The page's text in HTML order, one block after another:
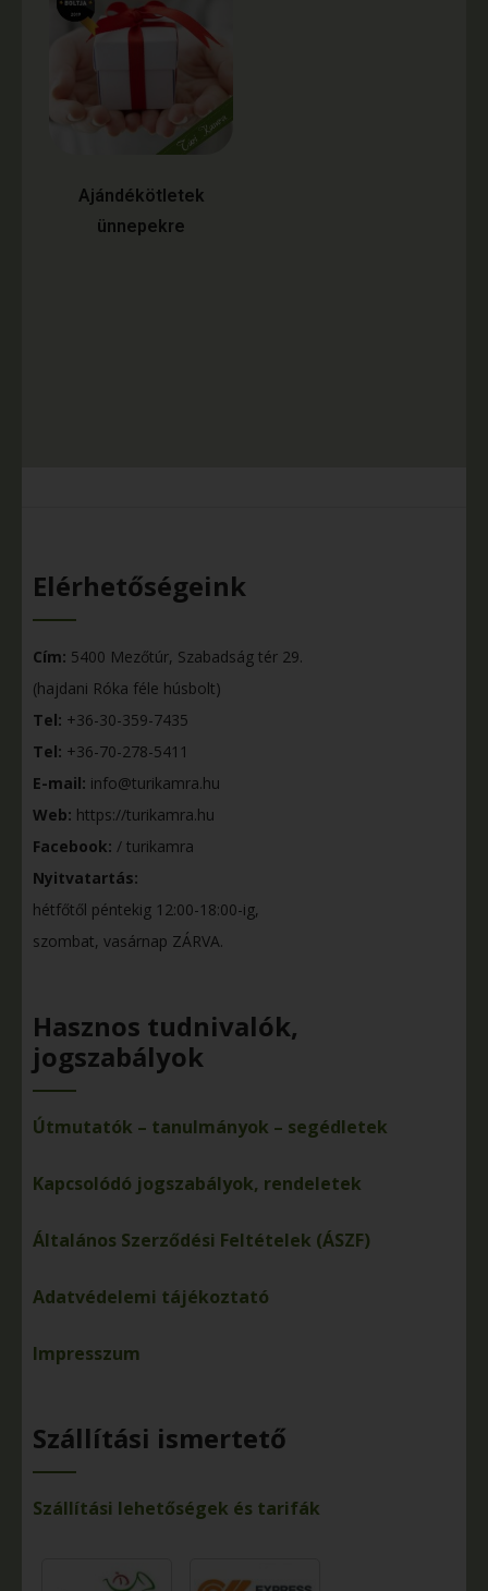
Ajándékötletek
ünnepekre
Elérhetőségeink
Cím: 5400 Mezőtúr, Szabadság tér 29.
(hajdani Róka féle húsbolt)
Tel: +36-30-359-7435
Tel: +36-70-278-5411
E-mail: info@turikamra.hu
Web: https://turikamra.hu
Facebook: / turikamra
Nyitvatartás:
hétfőtől péntekig 12:00-18:00-ig,
szombat, vasárnap ZÁRVA.
Hasznos tudnivalók,
jogszabályok
Útmutatók – tanulmányok – segédletek
Kapcsolódó jogszabályok, rendeletek
Általános Szerződési Feltételek (ÁSZF)
Adatvédelemi tájékoztató
Impresszum
Szállítási ismertető
Szállítási lehetőségek és tarifák